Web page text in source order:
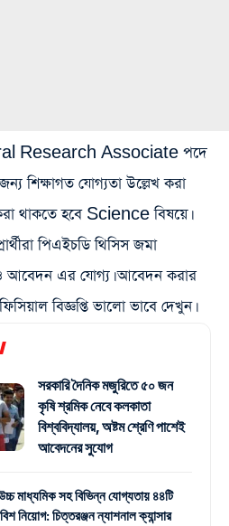
Research Associate পদে
শিক্ষাগত যোগ্যতা উল্লেখ করা
থাকতে হবে Science বিষয়ে।
পিএইচডি থিসিস জমা
আবেদন এর যোগ্য। আবেদন করার
বিজ্ঞপ্তি ভালো ভাবে দেখুন।
সরকারি দৈনিক মজুরিতে ৫০ জন
কৃষি শ্রমিক নেবে কলকাতা
বিশ্ববিদ্যালয়, অষ্টম শ্রেণি পাশেই
আবেদনের সুযোগ
মাধ্যমিক সহ বিভিন্ন যোগ্যতায় ৪৪টি
নিয়োগ: চিত্তরঞ্জন ন্যাশনাল ক্যান্সার